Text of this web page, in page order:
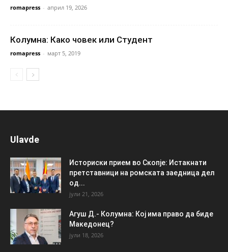
romapress - април 19, 2026
Колумна: Како човек или Студент
romapress - март 5, 2019
Ulavde
Историски прием во Скопје: Истакнати
претставници на ромската заедница дел
од...
јули 21, 2026
Агуш Д.- Колумна: Кој има право да биде
Македонец?
јули 18, 2026